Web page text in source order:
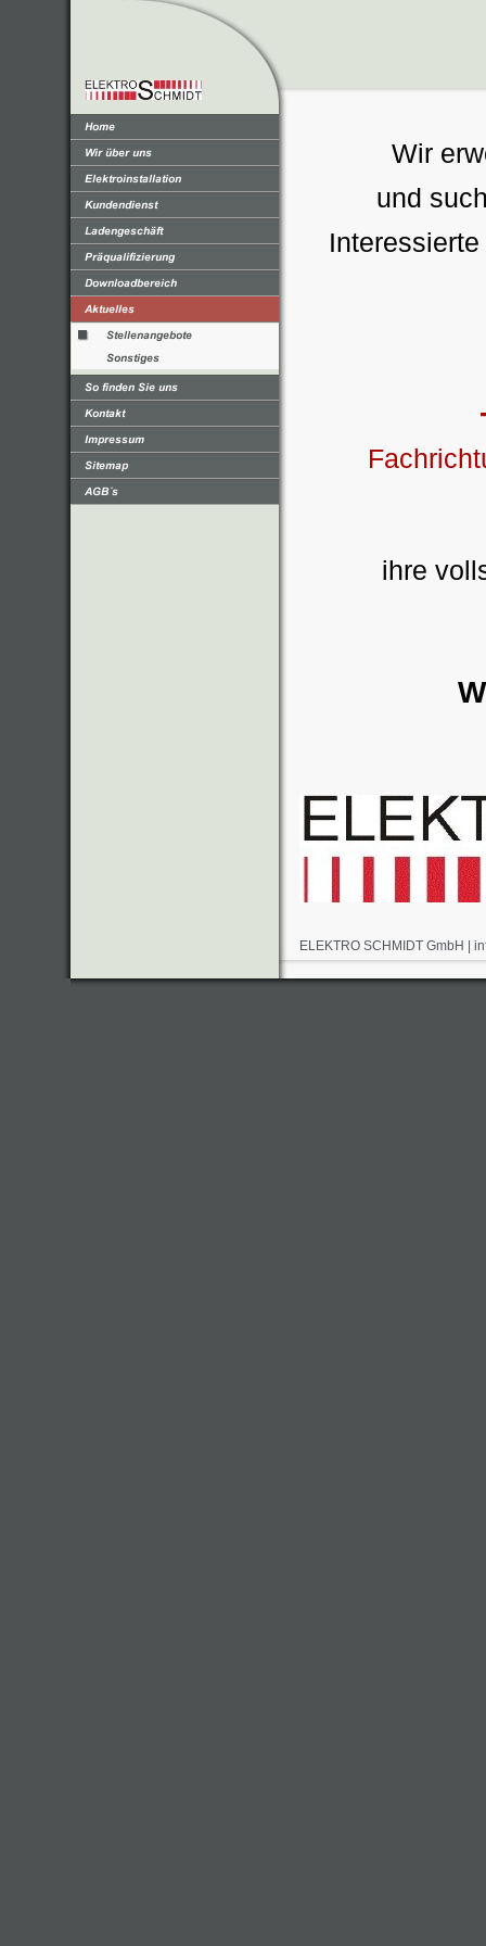
Wir
und
ihre
ELEKTRO SCHMIDT GmbH |